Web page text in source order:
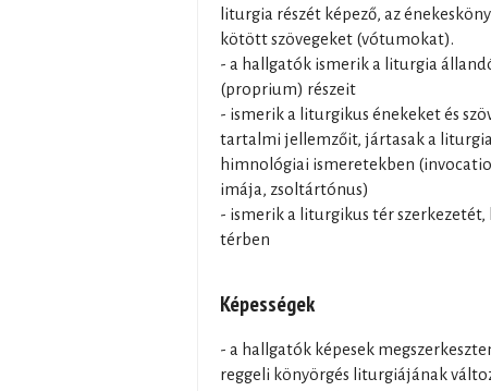
liturgia részét képező, az
kötött szövegeket (vótumokat).
- a hallgatók ismerik a liturgia
(proprium) részeit
- ismerik a liturgikus énekeket és
tartalmi jellemzőit, jártasak a
himnológiai ismeretekben
imája, zsoltártónus)
- ismerik a liturgikus tér
térben
Képességek
- a hallgatók képesek
reggeli könyörgés liturgiájának